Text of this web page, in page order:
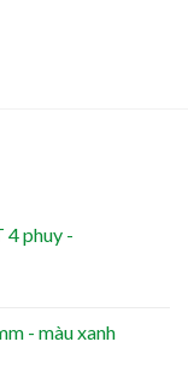
4 phuy -
- màu xanh